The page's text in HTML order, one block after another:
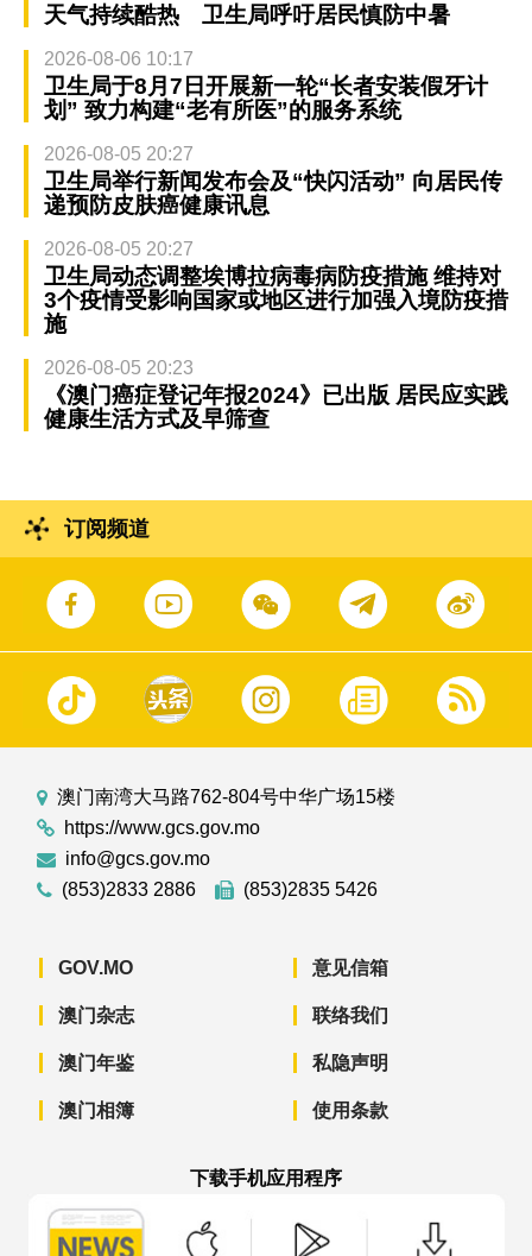
天气持续酷热 卫生局呼吁居民慎防中暑
2026-08-06 10:17
卫生局于8月7日开展新一轮“长者安装假牙计
划” 致力构建“老有所医”的服务系统
2026-08-05 20:27
卫生局举行新闻发布会及“快闪活动” 向居民传
递预防皮肤癌健康讯息
2026-08-05 20:27
卫生局动态调整埃博拉病毒病防疫措施 维持对
3个疫情受影响国家或地区进行加强入境防疫措
施
2026-08-05 20:23
《澳门癌症登记年报2024》已出版 居民应实践
健康生活方式及早筛查
订阅频道
澳门南湾大马路762-804号中华广场15楼
https://www.gcs.gov.mo
info@gcs.gov.mo
(853)2833 2886
(853)2835 5426
GOV.MO
澳门杂志
澳门年鉴
澳门相簿
意见信箱
联络我们
私隐声明
使用条款
下载手机应用程序